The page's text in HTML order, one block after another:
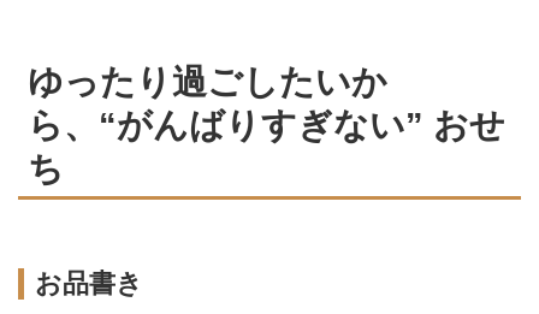
ゆったり過ごしたいか
ら、“がんばりすぎない” おせ
ち
お品書き